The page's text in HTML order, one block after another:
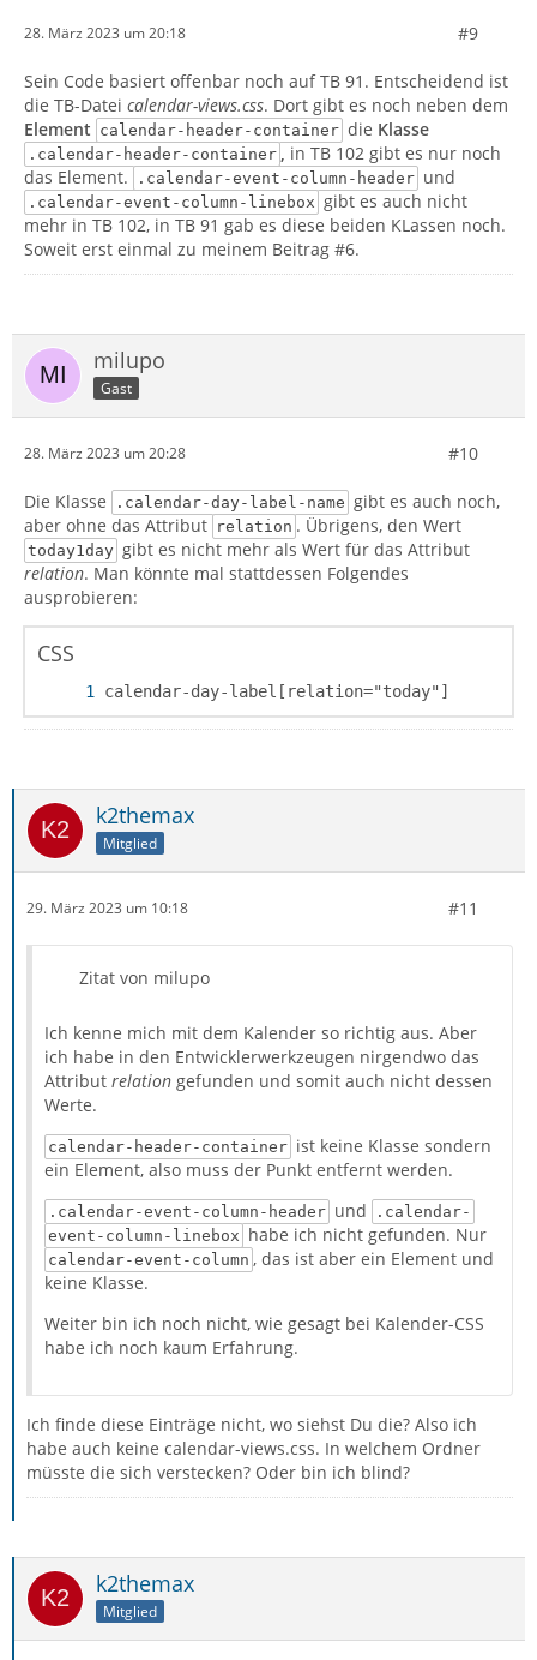
28. März 2023 um 20:18 #9
Sein Code basiert offenbar noch auf TB 91. Entscheidend ist
die TB-Datei calendar-views.css. Dort gibt es noch neben dem
Element calendar-header-container die Klasse
.calendar-header-container
in TB 102 gibt es nur noch
das Element.
.calendar-event-column-header und
.calendar-event-column-linebox gibt es auch nicht
mehr in TB 102, in TB 91 gab es diese beiden KLassen noch.
Soweit erst einmal zu meinem Beitrag #6.
milupo
Gast
28. März 2023 um 20:28 #10
Die Klasse .calendar-day-label-name gibt es auch noch,
aber ohne das Attribut relation . Übrigens, den Wert
today1day gibt es nicht mehr als Wert für das Attribut
relation. Man könnte mal stattdessen Folgendes
ausprobieren:
CSS
calendar-day-label[relation="today"]
k2themax
Mitglied
29. März 2023 um 10:18 #11
Zitat von milupo
Ich kenne mich mit dem Kalender so richtig aus. Aber
ich habe in den Entwicklerwerkzeugen nirgendwo das
Attribut relation gefunden und somit auch nicht dessen
Werte.
calendar-header-container ist keine Klasse sondern
ein Element, also muss der Punkt entfernt werden.
.calendar-event-column-header und
.calendar-
event-column-linebox habe ich nicht gefunden. Nur
calendar-event-column , das ist aber ein Element und
keine Klasse.
Weiter bin ich noch nicht, wie gesagt bei Kalender-CSS
habe ich noch kaum Erfahrung.
Ich finde diese Einträge nicht, wo siehst Du die? Also ich
habe auch keine calendar-views.css. In welchem Ordner
müsste die sich verstecken? Oder bin ich blind?
k2themax
Mitglied